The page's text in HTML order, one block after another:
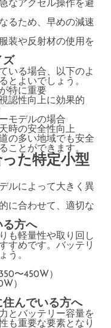
なアクセル操作を避
るため、早めの減速
装や反射材の使用を
ズ
いる場合、以下のよ
とよいでしょう。
特に重要
認性向上に効果的
モデルの場合
時の安全性向上
の多い地域でも安全
ことができます。
た特定小型
ルによって大きく異
に合わせて、適切な
る方へ
も軽量性や取り回し
すめです。バッテリ
う。
〜450W）
）
んでいる方へ
とバッテリー容量を
も重要な要素となり